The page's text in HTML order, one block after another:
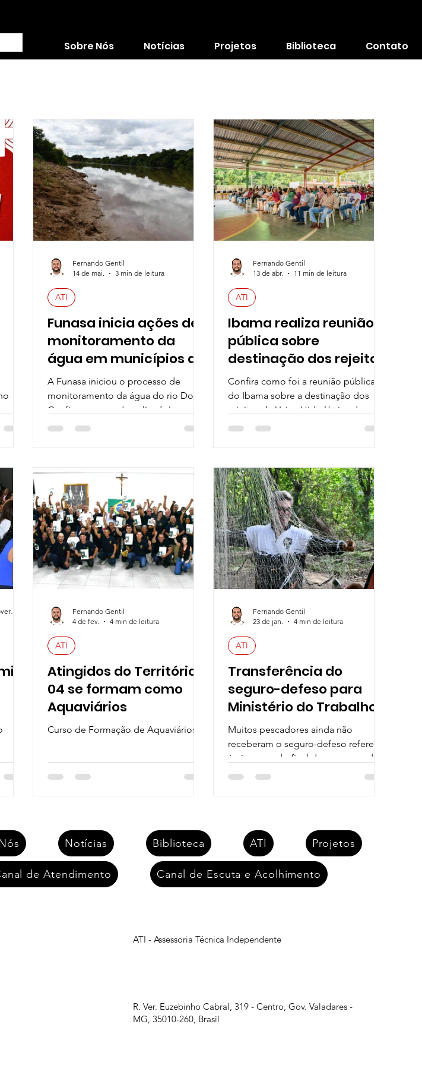
Sobre Nós Notícias Projetos Biblioteca Contato
Funasa inicia ações de
monitoramento da
água em municípios da
bacia do rio Doce
A Funasa iniciou o processo de
monitoramento da água do rio Doce.
Confira o que será analisado!
ATI
Fernando Gentil
14 de mai.
3 min de leitura
Ibama realiza reunião
pública sobre
destinação dos rejeitos
da Usina Hidrelétrica de
Candonga
Confira como foi a reunião pública
do Ibama sobre a destinação dos
rejeitos da Usina Hidrelétrica de
Candonga!
ATI
Fernando Gentil
13 de abr.
11 min de leitura
Comunicação da ATI da Caritas Governador Valadares
Atingidos do Território
04 se formam como
Aquaviários
Curso de Formação de Aquaviários
ATI
Fernando Gentil
4 de fev.
4 min de leitura
Transferência do
seguro-defeso para
Ministério do Trabalho e
Emprego trava
recebimento de
pescadores artesanais
Muitos pescadores ainda não
receberam o seguro-defeso referente
à piracema do final do ano passado e
início deste ano. Saiba mais na
ATI
Fernando Gentil
23 de jan.
4 min de leitura
ATI - Assessoria Técnica Independente
R. Ver. Euzebinho Cabral, 319 - Centro, Gov. Valadares -
MG, 35010-260, Brasil
Notícias Biblioteca ATI Projetos
de Atendimento Canal de Escuta e Acolhimento